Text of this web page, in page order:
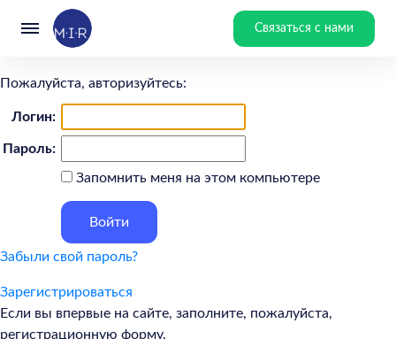
Связаться с нами
Пожалуйста, авторизуйтесь:
Логин:
Пароль:
Запомнить меня на этом компьютере
Забыли свой пароль?
Зарегистрироваться
Если вы впервые на сайте, заполните, пожалуйста,
регистрационную форму.